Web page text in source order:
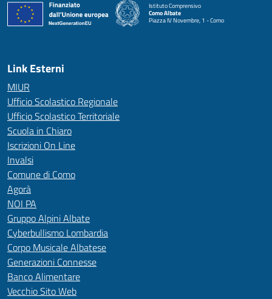
Istituto Comprensivo
Como Albate
Piazza IV Novembre, 1 - Como
— Visita la pagina iniziale della scuola
Link Esterni
MIUR
Ufficio Scolastico Regionale
Ufficio Scolastico Territoriale
Scuola in Chiaro
Iscrizioni On Line
Invalsi
Comune di Como
Agorà
NOI PA
Gruppo Alpini Albate
Cyberbullismo Lombardia
Corpo Musicale Albatese
Generazioni Connesse
Banco Alimentare
Vecchio Sito Web